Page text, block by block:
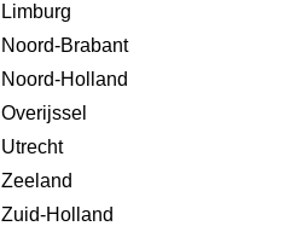
Limburg
Noord-Brabant
Noord-Holland
Overijssel
Utrecht
Zeeland
Zuid-Holland